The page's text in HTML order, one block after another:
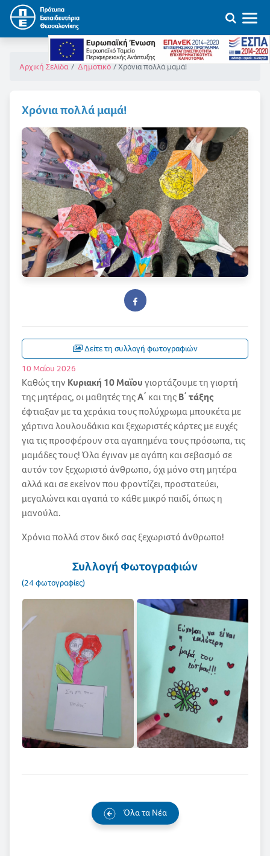
Αρχική Σελίδα Δημοτικό Χρόνια πολλά μαμά!
Χρόνια πολλά μαμά!
Δείτε τη συλλογή φωτογραφιών
10 Μαΐου 2026
Καθώς τηνΚυριακή 10 Μαΐουγιορτάζουμε τη γιορτή
της μητέρας, οι μαθητές τηςΑ΄ και τηςΒ΄ τάξης
έφτιαξαν με τα χεράκια τους πολύχρωμα μπουκέτα με
χάρτινα λουλουδάκια και ξεχωριστές κάρτες με ευχές
για τις προσφέρουν στα αγαπημένα τους πρόσωπα, τις
μαμάδες τους! Όλα έγιναν με αγάπη και σεβασμό σε
αυτόν τον ξεχωριστό άνθρωπο, όχι μόνο στη μητέρα
αλλά και σε εκείνον που φροντίζει, προστατεύει,
μεγαλώνει και αγαπά το κάθε μικρό παιδί, όπως η
μανούλα.
Χρόνια πολλά στον δικό σας ξεχωριστό άνθρωπο!
Συλλογή Φωτογραφιών
(24 φωτογραφίες)
Όλα τα Νέα